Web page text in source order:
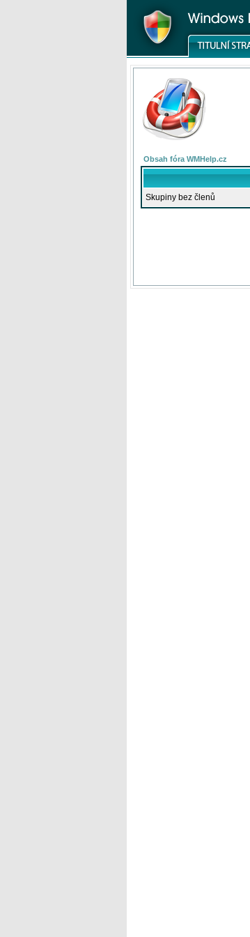
Obsah fóra WMHelp.cz
Skupiny bez členů